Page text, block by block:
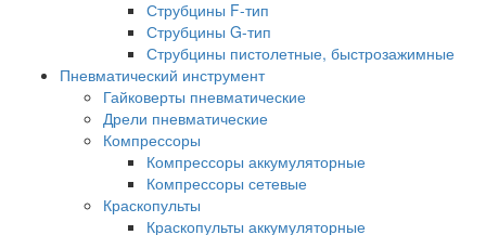
Струбцины F-тип
Струбцины G-тип
Струбцины пистолетные, быстрозажимные
Пневматический инструмент
Гайковерты пневматические
Дрели пневматические
Компрессоры
Компрессоры аккумуляторные
Компрессоры сетевые
Краскопульты
Краскопульты аккумуляторные